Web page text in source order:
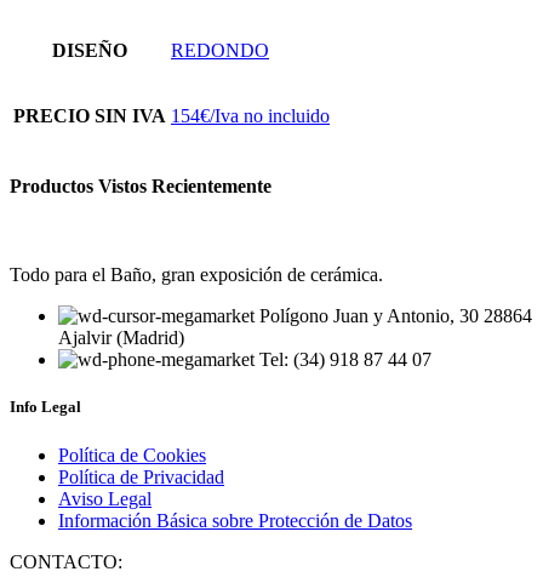
DISEÑO REDONDO
PRECIO SIN IVA 154€/Iva no incluido
Productos Vistos Recientemente
Todo para el Baño, gran exposición de cerámica.
Polígono Juan y Antonio, 30 28864
Ajalvir (Madrid)
Tel: (34) 918 87 44 07
Info Legal
Política de Cookies
Política de Privacidad
Aviso Legal
Información Básica sobre Protección de Datos
CONTACTO: